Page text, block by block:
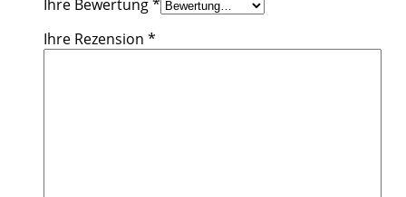
Ihre Bewertung*
Ihre Rezension *